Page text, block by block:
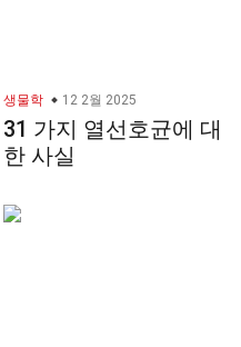
생물학 12 2월 2025
31 가지 열선호균에 대
한 사실